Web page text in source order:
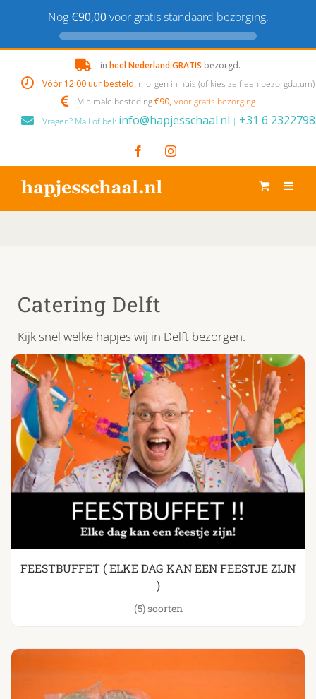
Nog €90,00 voor gratis standaard bezorging.
content
in heel Nederland GRATIS bezorgd.
Vóór 12:00 uur besteld, morgen in huis (of kies zelf een bezorgdatum)
Minimale besteding€90,-voor gratis bezorging
Vragen? Mail of bel: info@hapjesschaal.nl | +31 6
FacebookInstagram
Catering Delft
Kijk snel welke hapjes wij in Delft bezorgen.
FEESTBUFFET ( ELKE DAG KAN EEN FEESTJE ZIJN
)
(5)